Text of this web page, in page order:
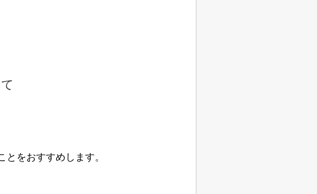
をおすすめします。